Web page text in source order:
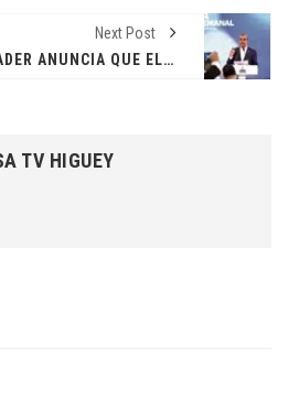
Next Post
ABINADER ANUNCIA QUE EL 16 DE AGOSTO SOMETERÁ FORMALMENTE LA REFORMA CONSTITUCIONAL
TV HIGUEY